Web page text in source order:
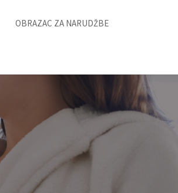
OBRAZAC ZA NARUDŽBE